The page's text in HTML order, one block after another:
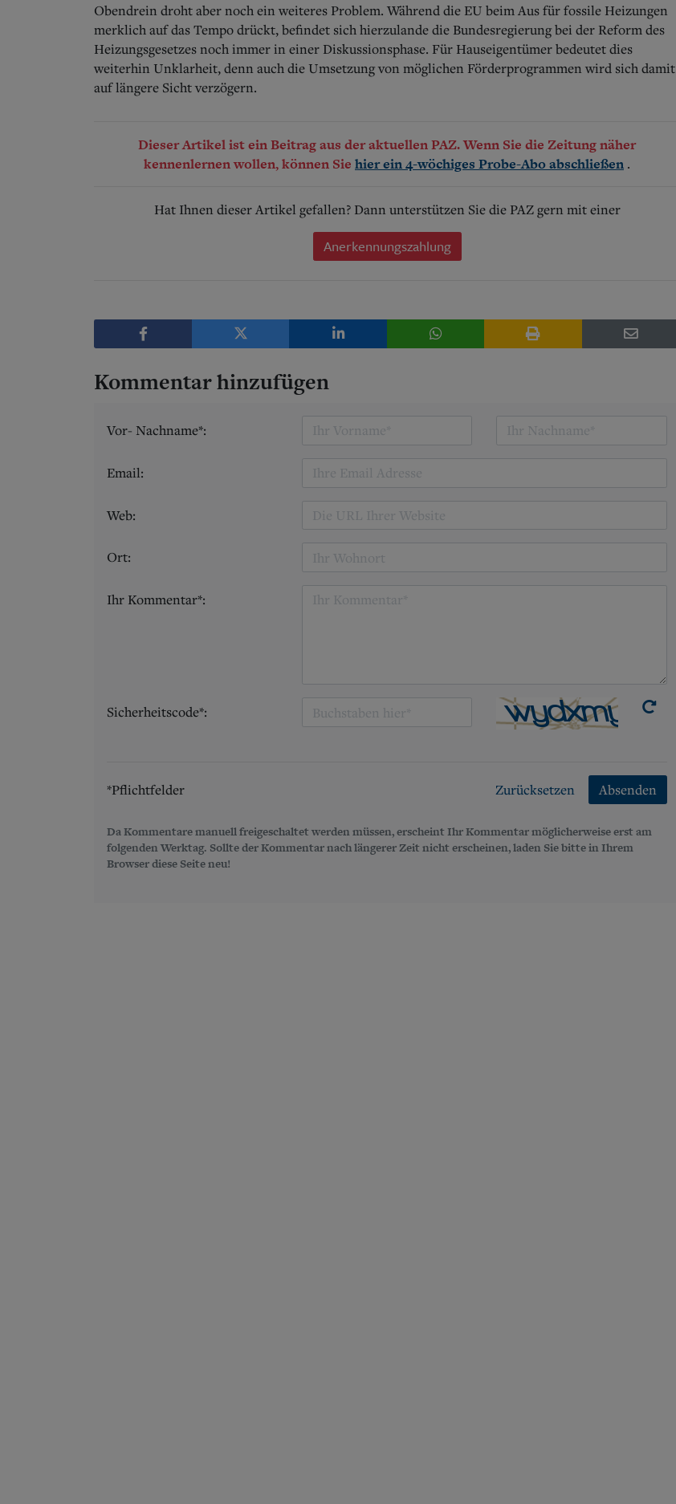
Obendrein droht aber noch ein weiteres Problem. Während die EU beim Aus für fossile Heizungen
merklich auf das Tempo drückt, befindet sich hierzulande die Bundesregierung bei der Reform des
Heizungsgesetzes noch immer in einer Diskussionsphase. Für Hauseigentümer bedeutet dies
weiterhin Unklarheit, denn auch die Umsetzung von möglichen Förderprogrammen wird sich damit
auf längere Sicht verzögern.
Dieser Artikel ist ein Beitrag aus der aktuellen PAZ. Wenn Sie die Zeitung näher
kennenlernen wollen, können Sie hier ein 4-wöchiges Probe-Abo abschließen .
Hat Ihnen dieser Artikel gefallen? Dann unterstützen Sie die PAZ gern mit einer
Anerkennungszahlung
Kommentar hinzufügen
Vor- Nachname*:
Email:
Web:
Ort:
Ihr Kommentar*:
Sicherheitscode*:
*Pflichtfelder Zurücksetzen Absenden
Da Kommentare manuell freigeschaltet werden müssen, erscheint Ihr Kommentar möglicherweise erst am
folgenden Werktag. Sollte der Kommentar nach längerer Zeit nicht erscheinen, laden Sie bitte in Ihrem
Browser diese Seite neu!